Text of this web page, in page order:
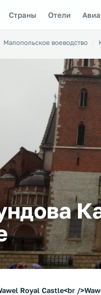
Страны Отели
Малопольское воеводство
Royal Castle<br /